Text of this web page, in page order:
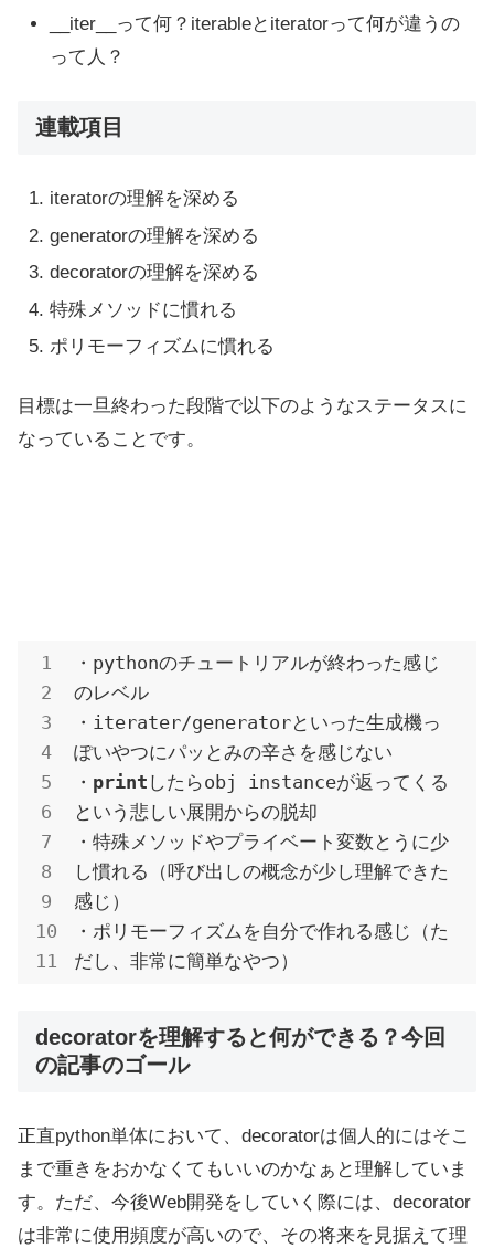
__iter__って何？iterableとiteratorって何が違うの
って人？
連載項目
iteratorの理解を深める
generatorの理解を深める
decoratorの理解を深める
特殊メソッドに慣れる
ポリモーフィズムに慣れる
目標は一旦終わった段階で以下のようなステータスに
なっていることです。
・pythonのチュートリアルが終わった感じ
のレベル
・iterater/generatorといった生成機っ
ぽいやつにパッとみの辛さを感じない
・ print したらobj instanceが返ってくる
という悲しい展開からの脱却
・特殊メソッドやプライベート変数とうに少
し慣れる（呼び出しの概念が少し理解できた
感じ）
・ポリモーフィズムを自分で作れる感じ（た
だし、非常に簡単なやつ）
decoratorを理解すると何ができる？今回
の記事のゴール
正直python単体において、decoratorは個人的にはそこ
まで重きをおかなくてもいいのかなぁと理解していま
す。ただ、今後Web開発をしていく際には、decorator
は非常に使用頻度が高いので、その将来を見据えて理